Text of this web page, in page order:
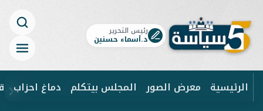
رئيس التحرير
د.أسماء حسنين
الرئيسية معرض الصور المجلس بيتكلم دماغ احزاب